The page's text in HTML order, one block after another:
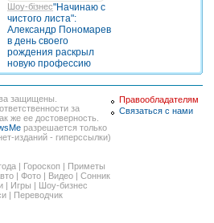
Шоу-бізнес"Начинаю с
чистого листа":
Александр Пономарев
в день своего
рождения раскрыл
новую профессию
защищены.
за
же ее достоверность.
разрешается только
изданий - гиперссылки)
| Гороскоп | Приметы
| Фото | Видео | Сонник
| Игры | Шоу-бизнес
| Переводчик
Правообладателям
Связаться с нами